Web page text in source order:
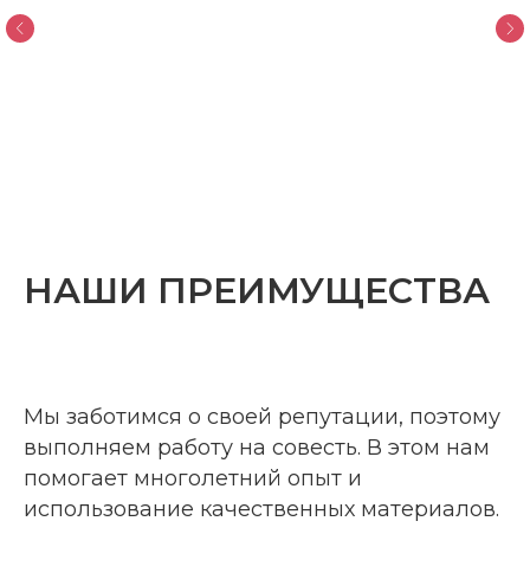
НАШИ ПРЕИМУЩЕСТВА
Мы заботимся о своей репутации, поэтому
выполняем работу на совесть. В этом нам
помогает многолетний опыт и
использование качественных материалов.